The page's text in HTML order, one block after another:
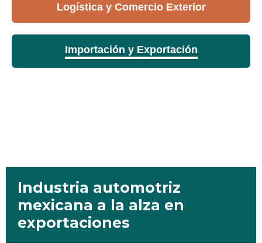
Logística y Comercio Exterior
Importación y Exportación
Industria automotriz
mexicana a la alza en
exportaciones